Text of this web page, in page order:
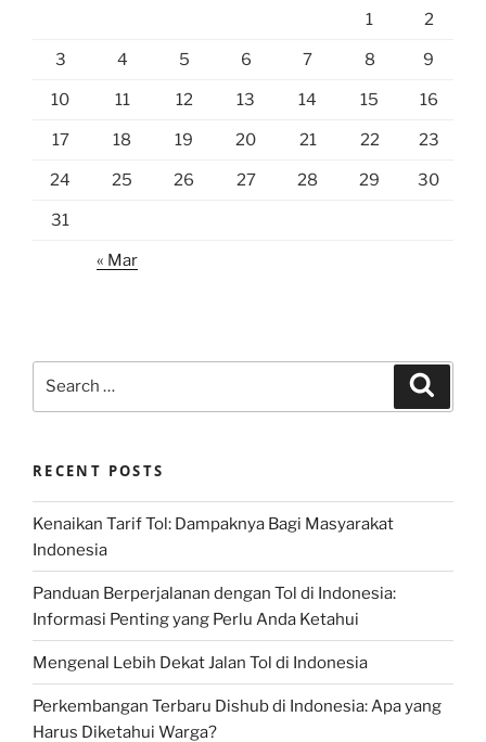
1 2
3 4 5 6 7 8 9
10 11 12 13 14 15 16
17 18 19 20 21 22 23
24 25 26 27 28 29 30
31
« Mar
RECENT POSTS
Kenaikan Tarif Tol: Dampaknya Bagi Masyarakat
Indonesia
Panduan Berperjalanan dengan Tol di Indonesia:
Informasi Penting yang Perlu Anda Ketahui
Mengenal Lebih Dekat Jalan Tol di Indonesia
Perkembangan Terbaru Dishub di Indonesia: Apa yang
Harus Diketahui Warga?